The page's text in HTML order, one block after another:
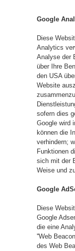
Google
Diese
Analytics
Analyse der
über Ihre
den USA
Website
sofern dies
Google wird
können die
verhindern;
Funktionen
sich mit der
Weise und
Google
Diese
Google
die eine
''Web
des Web